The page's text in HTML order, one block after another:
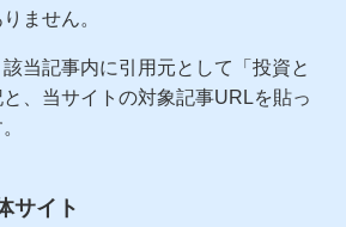
ません。
当記事内に引用元として「投資と
、当サイトの対象記事URLを貼っ
サイト